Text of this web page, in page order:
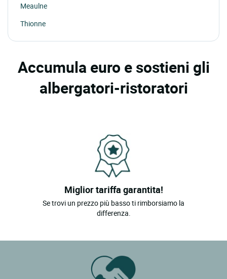
Meaulne
Thionne
Accumula euro e sostieni gli
albergatori-ristoratori
Miglior tariffa garantita!
Se trovi un prezzo più basso ti rimborsiamo la
differenza.